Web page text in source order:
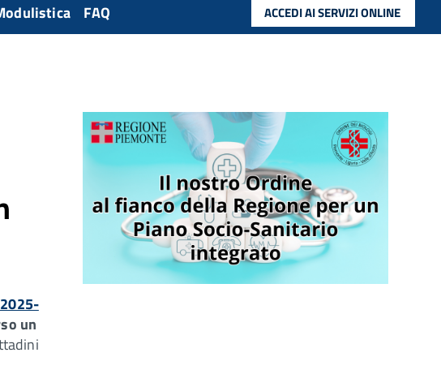
ACCEDI AI SERVIZI ONLINE
FAQ
un